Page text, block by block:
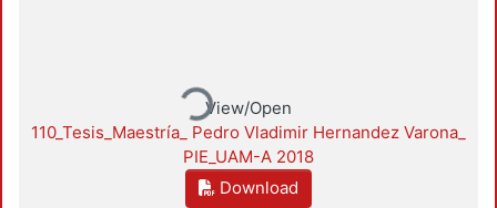
Loading...View/Open
110_Tesis_Maestría_ Pedro Vladimir Hernandez Varona_
PIE_UAM-A 2018
Download